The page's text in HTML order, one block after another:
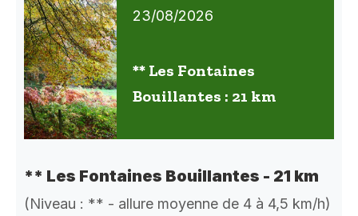
23/08/2026
** Les Fontaines
Bouillantes : 21 km
** Les Fontaines Bouillantes - 21 km
(Niveau : ** - allure moyenne de 4 à 4,5 km/h)